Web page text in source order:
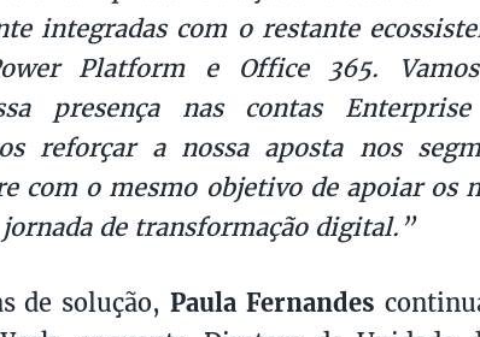
integradas com o restante
Platform e Office 365.
presença nas contas
reforçar a nossa aposta nos
com o mesmo objetivo de apoiar os
de transformação digital.”
de solução, Paula Fernandes